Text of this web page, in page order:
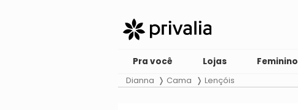
Pra você Lojas Feminino
Dianna Cama Lençóis